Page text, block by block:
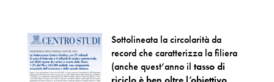
Sottolineata la circolarità da
record che caratterizza la filiera
(anche quest’anno il tasso di